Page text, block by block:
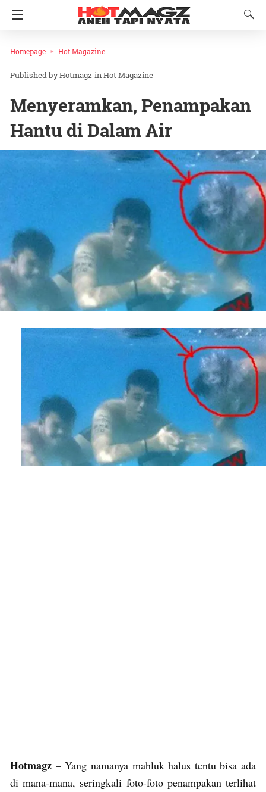
Homepage Hot Magazine
Hotmagz inHot Magazine
Menyeramkan, Penampakan
Hantu di Dalam Air
Hotmagz – Yang namanya mahluk halus tentu bisa ada
di mana-mana, seringkali foto-foto penampakan terlihat